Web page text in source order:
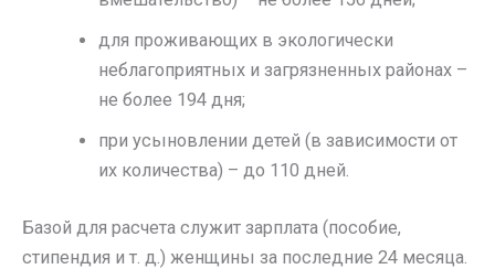
для проживающих в экологически
неблагоприятных и загрязненных районах –
не более 194 дня;
при усыновлении детей (в зависимости от
их количества) – до 110 дней.
Базой для расчета служит зарплата (пособие,
стипендия и т. д.) женщины за последние 24 месяца.